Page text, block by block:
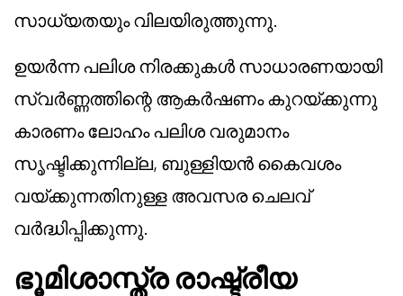
സാധ്യതയും വിലയിരുത്തുന്നു.
ഉയർന്ന പലിശ നിരക്കുകൾ സാധാരണയായി
സ്വർണ്ണത്തിന്റെ ആകർഷണം കുറയ്ക്കുന്നു
കാരണം ലോഹം പലിശ വരുമാനം
സൃഷ്ടിക്കുന്നില്ല, ബുള്ളിയൻ കൈവശം
വയ്ക്കുന്നതിനുള്ള അവസര ചെലവ്
വർദ്ധിപ്പിക്കുന്നു.
ഭൂമിശാസ്ത്ര രാഷ്ട്രീയ